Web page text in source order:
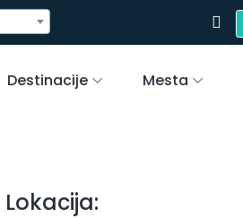
Destinacije Mesta
Lokacija: